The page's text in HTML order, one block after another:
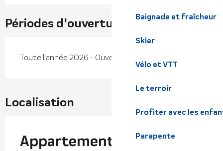
Baignade et fraîcheur
Skier
Vélo et VTT
Le terroir
Profiter avec les
Parapente
Périodes d'ouverture
Toute l'année 2026 - Ouvert tous les jours
Localisation
Appartement Le Petit Roc